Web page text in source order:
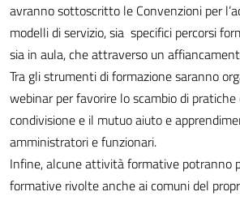
avranno sottoscritto le Convenzioni per
modelli di servizio, sia specifici percorsi
sia in aula, che attraverso un
Tra gli strumenti di formazione saranno
webinar per favorire lo scambio di
condivisione e il mutuo aiuto e
amministratori e funzionari.
Infine, alcune attività formative potranno
formative rivolte anche ai comuni del